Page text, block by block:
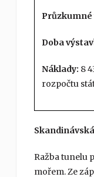
Průzkumné
Doba
Náklady: 8
rozpočtu
Ražba tunelu
mořem. Ze